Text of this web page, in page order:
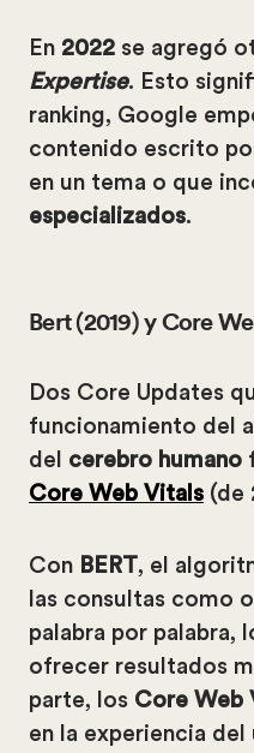
En 2022 se agregó
Expertise. Esto
ranking, Google
contenido escrito
en un tema o que
especializados.
Bert (2019) y Core
Dos Core Updates
funcionamiento del
del cerebro humano
Core Web Vitals (de
Con BERT, el
las consultas como
palabra por palabra,
ofrecer resultados
parte, los Core Web
en la experiencia